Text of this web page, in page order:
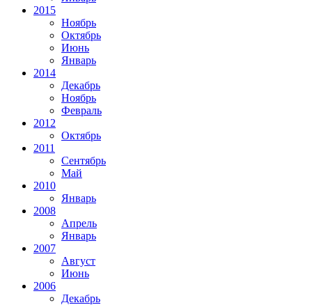
2015
Ноябрь
Октябрь
Июнь
Январь
2014
Декабрь
Ноябрь
Февраль
2012
Октябрь
2011
Сентябрь
Май
2010
Январь
2008
Апрель
Январь
2007
Август
Июнь
2006
Декабрь